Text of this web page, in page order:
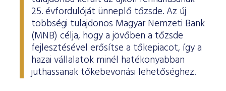
25. évfordulóját ünneplő tőzsde. Az új
többségi tulajdonos Magyar Nemzeti Bank
(MNB) célja, hogy a jövőben a tőzsde
fejlesztésével erősítse a tőkepiacot, így a
hazai vállalatok minél hatékonyabban
juthassanak tőkebevonási lehetőséghez.